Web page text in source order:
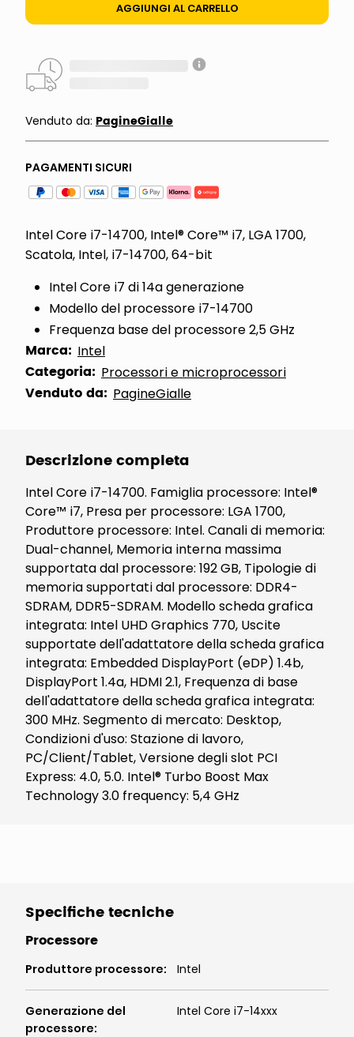
AGGIUNGI AL CARRELLO
Venduto da: PagineGialle
PAGAMENTI SICURI
Intel Core i7-14700, Intel® Core™ i7, LGA 1700,
Scatola, Intel, i7-14700, 64-bit
Intel Core i7 di 14a generazione
Modello del processore i7-14700
Frequenza base del processore 2,5 GHz
Marca: Intel
Categoria: Processori e microprocessori
Venduto da: PagineGialle
Descrizione completa
Intel Core i7-14700. Famiglia processore: Intel®
Core™ i7, Presa per processore: LGA 1700,
Produttore processore: Intel. Canali di memoria:
Dual-channel, Memoria interna massima
supportata dal processore: 192 GB, Tipologie di
memoria supportati dal processore: DDR4-
SDRAM, DDR5-SDRAM. Modello scheda grafica
integrata: Intel UHD Graphics 770, Uscite
supportate dell'adattatore della scheda grafica
integrata: Embedded DisplayPort (eDP) 1.4b,
DisplayPort 1.4a, HDMI 2.1, Frequenza di base
dell'adattatore della scheda grafica integrata:
300 MHz. Segmento di mercato: Desktop,
Condizioni d'uso: Stazione di lavoro,
PC/Client/Tablet, Versione degli slot PCI
Express: 4.0, 5.0. Intel® Turbo Boost Max
Technology 3.0 frequency: 5,4 GHz
Specifiche tecniche
Processore
Produttore processore: Intel
Generazione del
processore:
Intel Core i7-14xxx